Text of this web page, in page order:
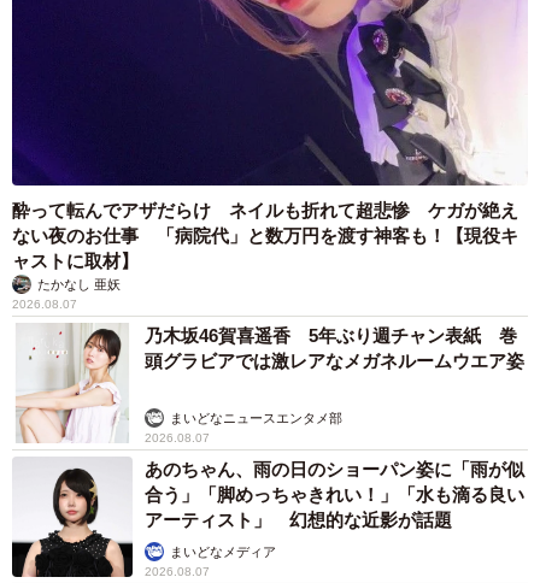
私と同じように子どものころ、ナージャにあこがれていた
方が、こんなにもたくさんいたことを知り、とても温かい
気持ちになりました。今回の投稿が、皆さんにとって大切
な思い出を振り返るきっかけになっていたらうれしいで
す。
また、子どものころにあこがれていたことは、大人になっ
てからでもかなえられるのだと、私自身改めて感じること
ができました。
◇ ◇
SNSユーザーからは
「小さいころのお写真、ちゃんと帽子もバトンも持ってお
られて完璧すぎる 今のはポーズまでさらに完璧すぎだ
し！！どっちもかわええ〜」
「TLに流れてきてかわいいいいーーー！！！！！！！！と
酔って転んでアザだらけ ネイルも折れて超悲惨 ケガが絶え
ない夜のお仕事 「病院代」と数万円を渡す神客も！【現役キ
ャストに取材】
たかなし 亜妖
2026.08.07
乃木坂46賀喜遥香 5年ぶり週チャン表紙 巻
頭グラビアでは激レアなメガネルームウエア姿
まいどなニュースエンタメ部
2026.08.07
あのちゃん、雨の日のショーパン姿に「雨が似
合う」「脚めっちゃきれい！」「水も滴る良い
アーティスト」 幻想的な近影が話題
まいどなメディア
2026.08.07